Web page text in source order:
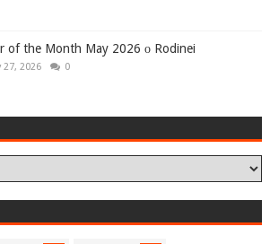
of the Month May 2026 ο Rodinei
27, 2026 0